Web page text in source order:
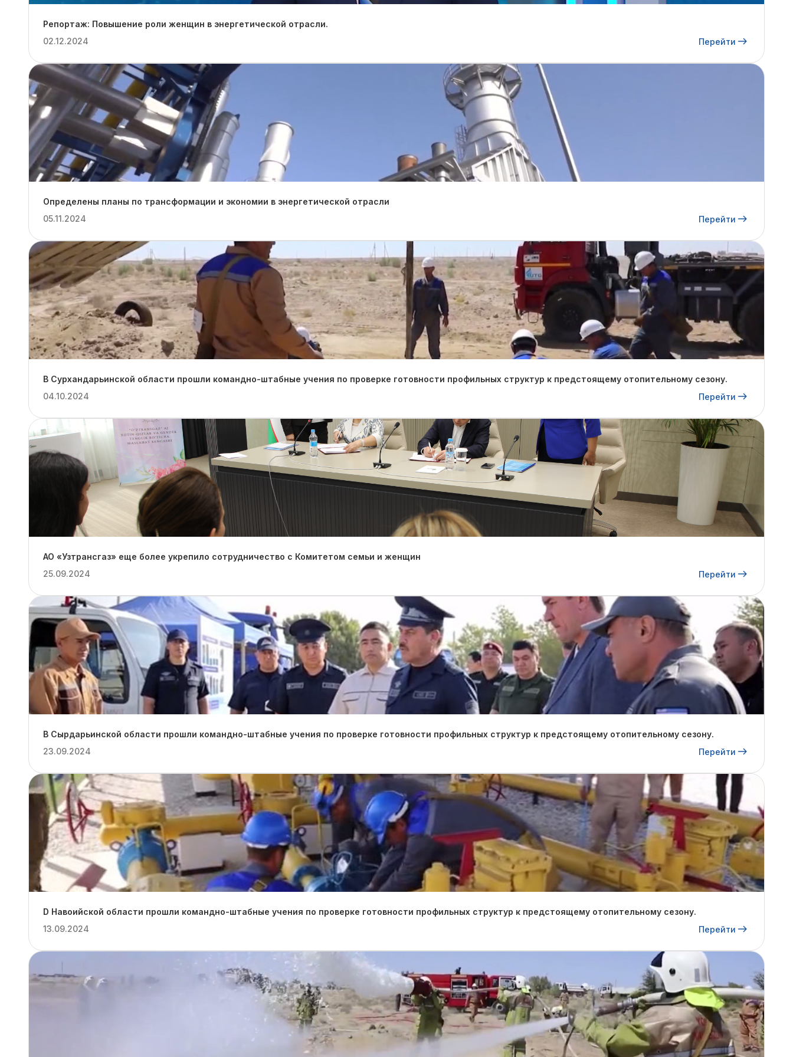
Репортаж: Повышение роли женщин в энергетической отрасли.
02.12.2024
Перейти
Определены планы по трансформации и экономии в энергетической отрасли
05.11.2024
Перейти
В Сурхандарьинской области прошли командно-штабные учения по проверке готовности профильных структур к предстоящему отопительному сезону.
04.10.2024
Перейти
АО «Узтрансгаз» еще более укрепило сотрудничество с Комитетом семьи и женщин
25.09.2024
Перейти
В Сырдарьинской области прошли командно-штабные учения по проверке готовности профильных структур к предстоящему отопительному сезону.
23.09.2024
Перейти
D Навоийской области прошли командно-штабные учения по проверке готовности профильных структур к предстоящему отопительному сезону.
13.09.2024
Перейти